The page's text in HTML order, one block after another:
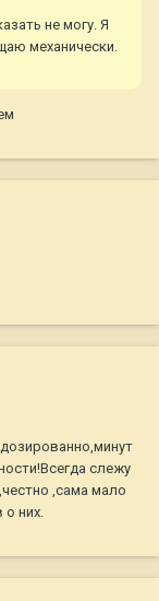
не могу. Я
механически.
слежу
,сама мало
них.